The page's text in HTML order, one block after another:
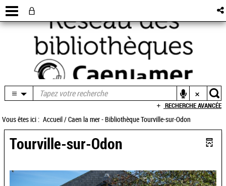
RECHERCHE AVANCÉE
Vous êtes ici : Accueil/Caen la mer - Bibliothèque Tourville-sur-Odon
Tourville-sur-Odon